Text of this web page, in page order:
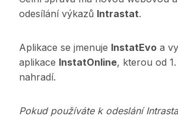
odesílání výkazů Intrastat.
Aplikace se jmenuje InstatEvo a
aplikace InstatOnline, kterou od
nahradí.
Pokud používáte k odeslání